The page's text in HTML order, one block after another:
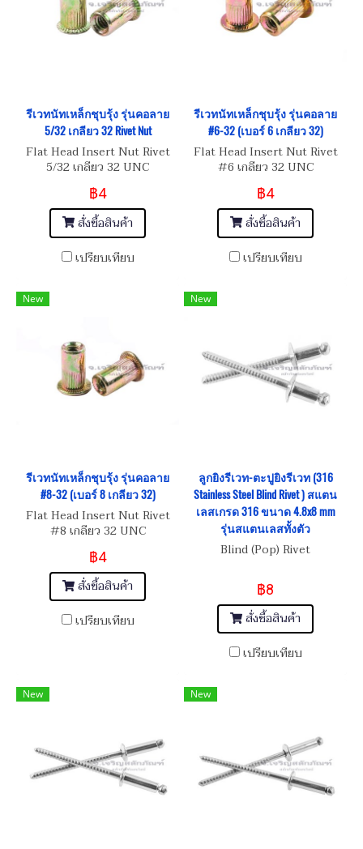
รีเวทนัทเหล็กชุบรุ้ง รุ่นคอลาย
5/32 เกลียว 32 Rivet Nut
Flat Head Insert Nut Rivet
5/32 เกลียว 32 UNC
฿4
สั่งซื้อสินค้า
เปรียบเทียบ
รีเวทนัทเหล็กชุบรุ้ง รุ่นคอลาย
#6-32 (เบอร์ 6 เกลียว 32)
Flat Head Insert Nut Rivet
#6 เกลียว 32 UNC
฿4
สั่งซื้อสินค้า
เปรียบเทียบ
New
รีเวทนัทเหล็กชุบรุ้ง รุ่นคอลาย
#8-32 (เบอร์ 8 เกลียว 32)
Flat Head Insert Nut Rivet
#8 เกลียว 32 UNC
฿4
สั่งซื้อสินค้า
เปรียบเทียบ
New
ลูกยิงรีเวท-ตะปูยิงรีเวท (316
Stainless Steel Blind Rivet ) สแตน
เลสเกรด 316 ขนาด 4.8x8 mm
รุ่นสแตนเลสทั้งตัว
Blind (Pop) Rivet
฿8
สั่งซื้อสินค้า
เปรียบเทียบ
New New